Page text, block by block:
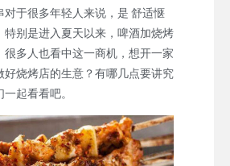
对于很多年轻人来说，是 舒适惬
特别是进入夏天以来，啤酒加烧烤
很多人也看中这一商机，想开一家
好烧烤店的生意？有哪几点要讲究
起看看吧。